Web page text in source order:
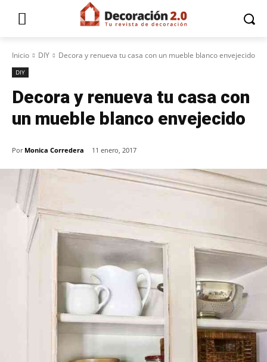
Inicio DIY Decora y renueva tu casa con un mueble blanco envejecido
DIY
Decora y renueva tu casa con
un mueble blanco envejecido
Por Monica Corredera 11 enero, 2017